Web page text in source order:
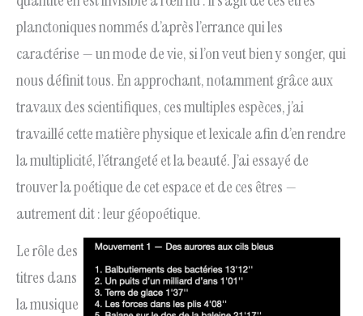
planctoniques nommés d’après l’errance qui les
caractérise — un mode de vie, si l’on veut bien y songer, qui
nous définit tous. En approchant, notamment grâce aux
travaux des scientifiques, ces multiples espèces, j’ai
travaillé cette matière physique et lexicale afin d’en rendre
la multiplicité, l’étrangeté et la beauté. J’ai essayé de
trouver la poétique de cet espace et de ces êtres —
autrement dit : leur géopoétique.
Le rôle des
titres dans
la musique